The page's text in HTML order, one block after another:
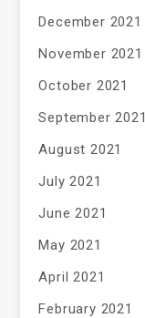
December 2021
November 2021
October 2021
September 2021
August 2021
July 2021
June 2021
May 2021
April 2021
February 2021